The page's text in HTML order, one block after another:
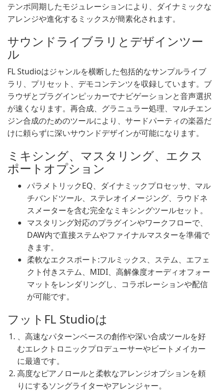
テンポ同期したモジュレーションにより、ダイナミックな
アレンジや進化するミックスが簡素化されます。
サウンドライブラリとデザインツー
ル
FL Studioはジャンルを横断した包括的なサンプルライブ
ラリ、プリセット、デモコンテンツを収録しています。ブ
ラウザとプラグインピッカーでナビゲーションと音声選択
が速くなります。再合成、グラニュラー処理、マルチエン
ジン合成のためのツールにより、サードパーティの楽器だ
けに頼らずに深いサウンドデザインが可能になります。
ミキシング、マスタリング、エクス
ポートオプション
パラメトリックEQ、ダイナミックプロセッサ、マル
チバンドツール、ステレオイメージング、ラウドネ
スメーターを含む完全なミキシングツールセット。
マスタリング対応のプラグインやワークフローで、
DAW内で直接ステムやファイナルマスターを準備で
きます。
柔軟なエクスポート:フルミックス、ステム、エフェ
クト付きステム、MIDI、高解像度オーディオフォー
マットをレンダリングし、コラボレーションや配信
が可能です。
フットFL Studioは
、高速なパターンベースの創作や深い合成ツールを好
むエレクトロニックプロデューサーやビートメイカー
に最適です。
高度なピアノロールと柔軟なアレンジオプションを頼
りにするソングライターやアレンジャー。